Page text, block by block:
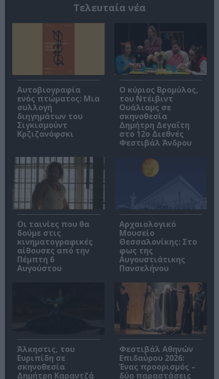
Τελευταία νέα
Αυτοβιογραφία
ενός πτώματος: Μια
συλλογή
διηγημάτων του
Σιγκισμούντ
Κρζιζανόφσκι
O κύριος Βρομύλος,
του Ντέιβιντ
Ουάλιαμς σε
σκηνοθεσία
Δημήτρη Δεγαΐτη
στο 12ο Διεθνές
Φεστιβάλ Άνδρου
Οι ταινίες που θα
δούμε στις
κινηματογραφικές
αίθουσες από την
Πέμπτη 6
Αυγούστου
Αρχαιολογικό
Μουσείο
Θεσσαλονίκης: Στο
φως της
Αυγουστιάτικης
Πανσελήνου
Άλκηστις, του
Ευριπίδη σε
σκηνοθεσία
Δημήτρη Καραντζά
Φεστιβάλ Αθηνών
Επιδαύρου 2026:
Ένας προορισμός –
δύο παραστάσεις